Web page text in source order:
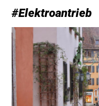
#Elektroantrieb